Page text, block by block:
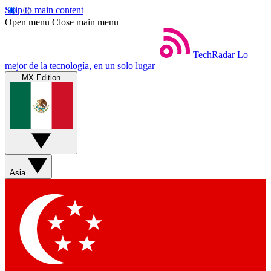
Skip to main content
Open menu Close main menu
TechRadar Lo
mejor de la tecnología, en un solo lugar
MX Edition
Asia